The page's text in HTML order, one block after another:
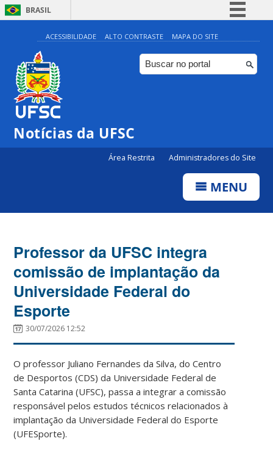
BRASIL
Simplifique!
Comunica BR
Participe
ACESSIBILIDADE ALTO CONTRASTE MAPA DO SITE
Notícias da UFSC
Área Restrita Administradores do Site
MENU
Professor da UFSC integra
comissão de implantação da
Universidade Federal do
Esporte
30/07/2026 12:52
O professor Juliano Fernandes da Silva, do Centro
de Desportos (CDS) da Universidade Federal de
Santa Catarina (UFSC), passa a integrar a comissão
responsável pelos estudos técnicos relacionados à
implantação da Universidade Federal do Esporte
(UFESporte).